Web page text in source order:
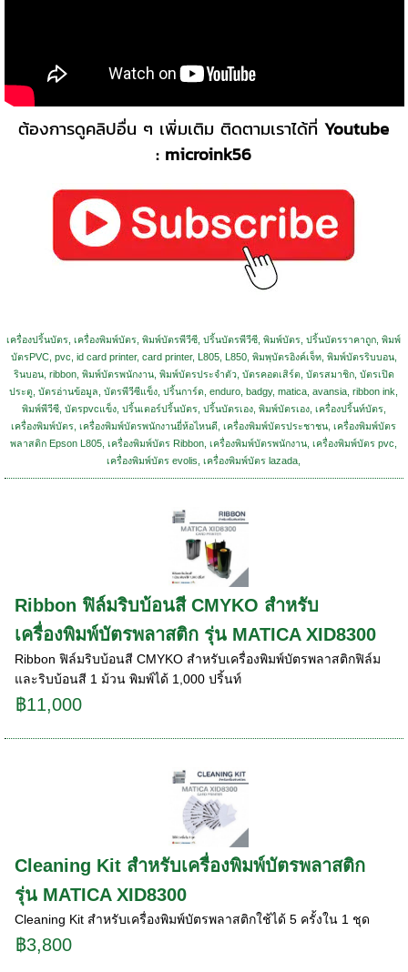
ต้องการดูคลิปอื่น ๆ เพิ่มเติม ติดตามเราได้ที่Youtube
: microink56
เครื่องปริ้นบัตร, เครื่องพิมพ์บัตร, พิมพ์บัตรพีวีซี, ปริ้นบัตรพีวีซี, พิมพ์บัตร, ปริ้นบัตรราคาถูก, พิมพ์
บัตรPVC, pvc, id card printer, card printer, L805, L850, พิมพฺบัตรอิงค์เจ็ท, พิมพ์บัตรริบบอน,
รินบอน, ribbon, พิมพ์บัตรพนักงาน, พิมพ์บัตรประจำตัว, บัตรคอตเสิร์ต, บัตรสมาชิก, บัตรเปิด
ประตู, บัตรอ่านข้อมูล, บัตรพีวีซีแข็ง, ปริ้นการ์ด, enduro, badgy, matica, avansia, ribbon ink,
พิมพ์พีวีซี, บัตรpvcแข็ง, ปริ้นเตอร์ปริ้นบัตร, ปริ้นบัตรเอง, พิมพ์บัตรเอง, เครื่องปริ้นท์บัตร,
เครื่องพิมพ์บัตร, เครื่องพิมพ์บัตรพนักงานยี่ห้อไหนดี, เครื่องพิมพ์บัตรประชาชน, เครื่องพิมพ์บัตร
พลาสติก Epson L805, เครื่องพิมพ์บัตร Ribbon, เครื่องพิมพ์บัตรพนักงาน, เครื่องพิมพ์บัตร pvc,
เครื่องพิมพ์บัตร evolis, เครื่องพิมพ์บัตร lazada,
Ribbon ฟิล์มริบบ้อนสี CMYKO สำหรับ
เครื่องพิมพ์บัตรพลาสติก รุ่น MATICA XID8300
Ribbon ฟิล์มริบบ้อนสี CMYKO สำหรับเครื่องพิมพ์บัตรพลาสติกฟิล์ม
และริบบ้อนสี 1 ม้วน พิมพ์ได้ 1,000 ปริ้นท์
฿11,000
Cleaning Kit สำหรับเครื่องพิมพ์บัตรพลาสติก
รุ่น MATICA XID8300
Cleaning Kit สำหรับเครื่องพิมพ์บัตรพลาสติกใช้ได้ 5 ครั้งใน 1 ชุด
฿3,800